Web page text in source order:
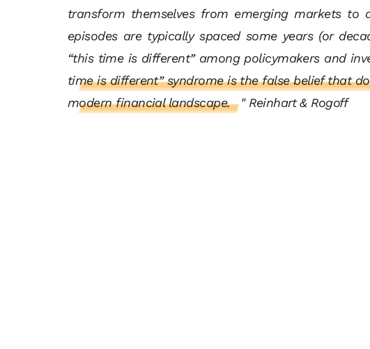
transform themselves from emerging markets to
episodes are typically spaced some years (or
“this time is different” among policymakers and
time is different” syndrome is the false belief that
modern financial landscape.
" Reinhart & Rogoff